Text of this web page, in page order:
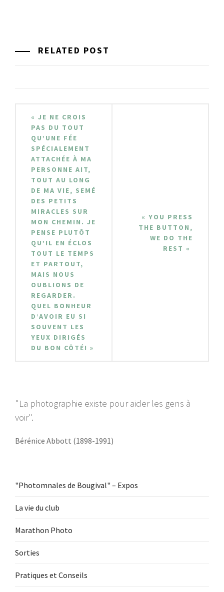
RELATED POST
Navigation
l’article
« JE NE CROIS
PAS DU TOUT
QU’UNE FÉE
SPÉCIALEMENT
ATTACHÉE À MA
PERSONNE AIT,
TOUT AU LONG
DE MA VIE, SEMÉ
DES PETITS
MIRACLES SUR
MON CHEMIN. JE
PENSE PLUTÔT
QU’IL EN ÉCLOS
TOUT LE TEMPS
ET PARTOUT,
MAIS NOUS
OUBLIONS DE
REGARDER.
QUEL BONHEUR
D’AVOIR EU SI
SOUVENT LES
YEUX DIRIGÉS
DU BON CÔTÉ! »
« YOU PRESS
THE BUTTON,
WE DO THE
REST «
"La photographie existe pour aider les gens à
voir".
Bérénice Abbott (1898-1991)
"Photomnales de Bougival" – Expos
La vie du club
Marathon Photo
Sorties
Pratiques et Conseils